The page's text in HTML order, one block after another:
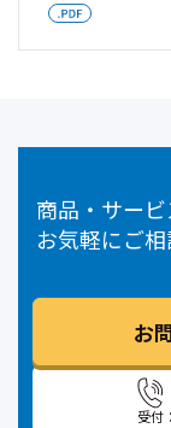
商品・サービ
お気軽にご相
受付
お